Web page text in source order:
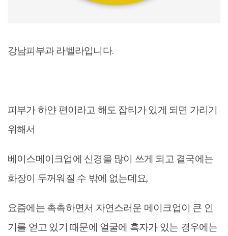
강남피부과 라벨라입니다.
피부가 하얀 편이라고 해도 잡티가 있게 되면 가리기
위해서
베이스메이크업에 신경을 많이 쓰게 되고 결국에는
화장이 두꺼워질 수 밖에 없는데요,
요즘에는 촉촉하면서 자연스러운 메이크업이 큰 인
기를 얻고 있기 때문에 얼굴에 흑자가 있는 경우에는